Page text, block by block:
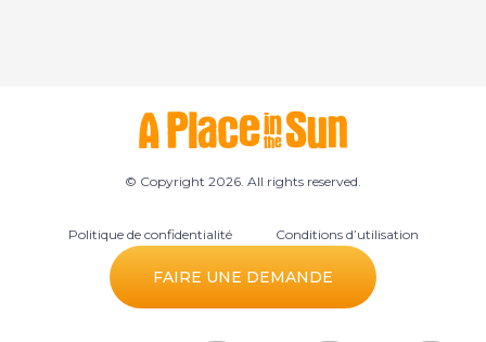
FAIRE UNE DEMANDE
© Copyright 2026. All rights reserved.
Politique de confidentialité Conditions d’utilisation
Préférences des cookies